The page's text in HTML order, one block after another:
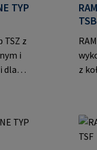
TYP
TSZ z
i
dla
21514
z